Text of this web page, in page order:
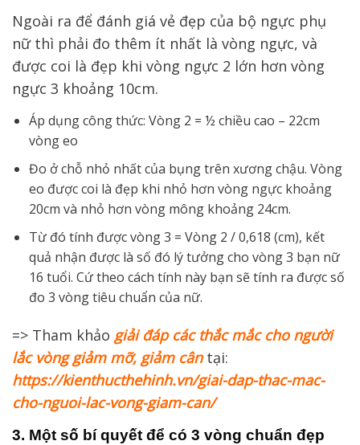
Ngoài ra để đánh giá vẻ đẹp của bộ ngực phụ
nữ thì phải đo thêm ít nhất là vòng ngực, và
được coi là đẹp khi vòng ngực 2 lớn hơn vòng
ngực 3 khoảng 10cm.
Áp dụng công thức: Vòng 2 = ½ chiều cao – 22cm
vòng eo
Đo ở chỗ nhỏ nhất của bụng trên xương chậu. Vòng
eo được coi là đẹp khi nhỏ hơn vòng ngực khoảng
20cm và nhỏ hơn vòng mông khoảng 24cm.
Từ đó tính được vòng 3 = Vòng 2 / 0,618 (cm), kết
quả nhận được là số đó lý tưởng cho vòng 3 bạn nữ
16 tuổi. Cứ theo cách tính này bạn sẽ tính ra được số
đo 3 vòng tiêu chuẩn của nữ.
=> Tham khảo giải đáp các thắc mắc cho người
lắc vòng giảm mỡ, giảm cântại:
https://kienthucthehinh.vn/giai-dap-thac-mac-
cho-nguoi-lac-vong-giam-can/
3. Một số bí quyết để có 3 vòng chuẩn đẹp